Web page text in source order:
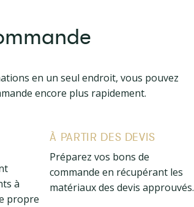
en un seul endroit, vous pouvez
encore plus rapidement.
à
propre
À PARTIR DES DEVIS
Préparez vos bons de
commande en récupérant les
matériaux des devis approuvés.